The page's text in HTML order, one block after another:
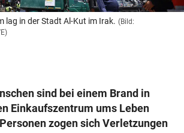
lag in der Stadt Al-Kut im Irak. (Bild:
sind bei einem Brand in
Einkaufszentrum ums Leben
zogen sich Verletzungen